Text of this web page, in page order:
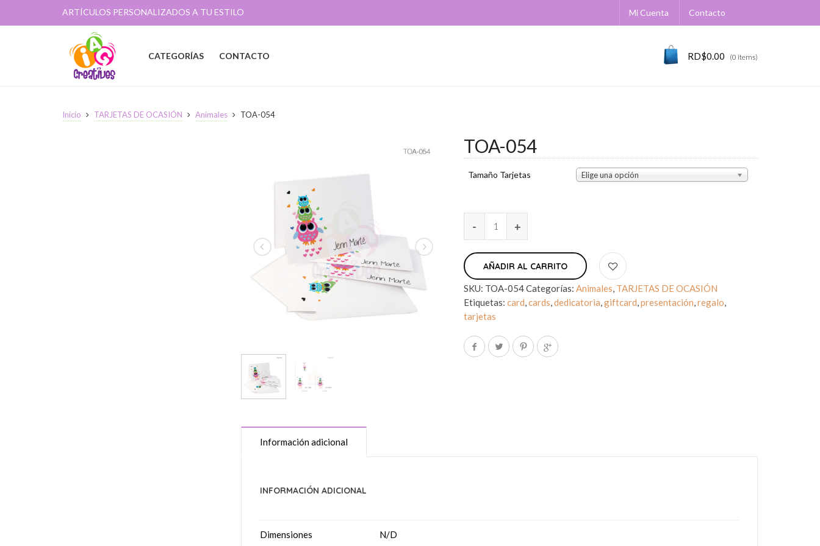
ARTÍCULOS PERSONALIZADOS A TU ESTILO Mi Cuenta Contacto
RD$0.00 (0 items)
CATEGORÍAS CONTACTO
Inicio TARJETAS DE OCASIÓN Animales TOA-054
TOA-054
Tamaño Tarjetas Elige una opción
AÑADIR AL CARRITO
SKU: TOA-054Categorías:Animales, TARJETAS DE OCASIÓN
Etiquetas:card,cards,dedicatoria,giftcard,presentación,regalo,
tarjetas
Información adicional
INFORMACIÓN ADICIONAL
Dimensiones N/D